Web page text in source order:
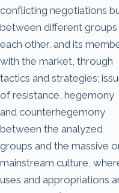
conflicting negotiations
between different
each other, and its
with the market, through
tactics and strategies;
of resistance, hegemony
and counterhegemony
between the analyzed
groups and the massive
mainstream culture,
uses and appropriations